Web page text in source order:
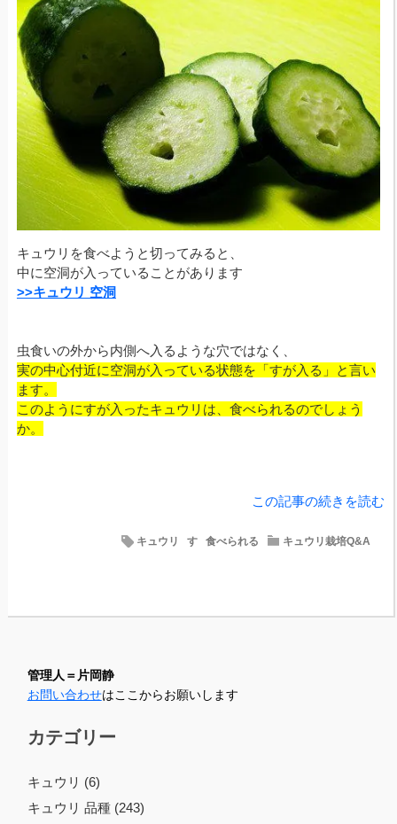
キュウリを食べようと切ってみると、
中に空洞が入っていることがあります
>>キュウリ 空洞
虫食いの外から内側へ入るような穴ではなく、
実の中心付近に空洞が入っている状態を「すが入る」と言い
ます。
このようにすが入ったキュウリは、食べられるのでしょう
か。
この記事の続きを読む
キュウリ す 食べられる キュウリ栽培Q&A
管理人＝片岡静
お問い合わせはここからお願いします
カテゴリー
キュウリ (6)
キュウリ 品種 (243)